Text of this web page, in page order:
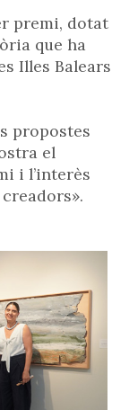
premi, dotat
que ha
Illes Balears
propostes
el
i l’interès